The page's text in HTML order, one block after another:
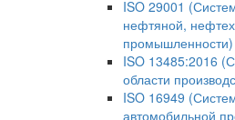
ISO 29001
нефтяной,
промышленности)
ISO 13485:2016
области
ISO 16949
автомобильной